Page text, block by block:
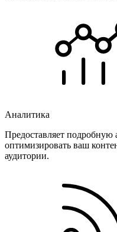
Аналитика
Предоставляет подробную
оптимизировать ваш
аудитории.